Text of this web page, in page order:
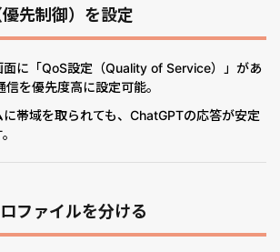
先制御）を設定
面に「QoS設定（Quality of Service）」があ
を優先度高に設定可能。
帯域を取られても、ChatGPTの応答が安定
ファイルを分ける